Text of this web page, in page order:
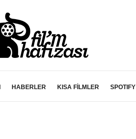
HABERLER KISA FİLMLER SPOTIFY